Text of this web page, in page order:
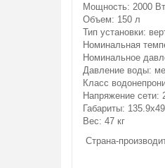
Мощность: 2000 Вт
Объем: 150 л
Тип установки:
Номинальная
Номинальное
Давление воды:
Класс
Напряжение сети:
Габариты:
Вес: 47 кг
Страна-